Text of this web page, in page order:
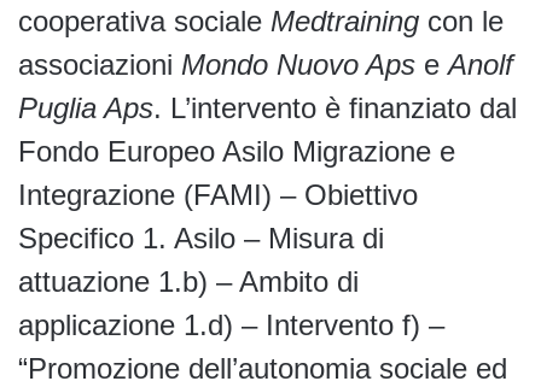
cooperativa sociale Medtraining con le
associazioni Mondo Nuovo Aps eAnolf
Puglia Aps. L’intervento è finanziato dal
Fondo Europeo Asilo Migrazione e
Integrazione (FAMI) – Obiettivo
Specifico 1. Asilo – Misura di
attuazione 1.b) – Ambito di
applicazione 1.d) – Intervento f) –
“Promozione dell’autonomia sociale ed